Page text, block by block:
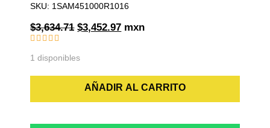
SKU: 1SAM451000R1016
$3,634.71 Original
was:
$3,452.97Current
mxn
1 disponibles
de
AÑADIR AL CARRITO